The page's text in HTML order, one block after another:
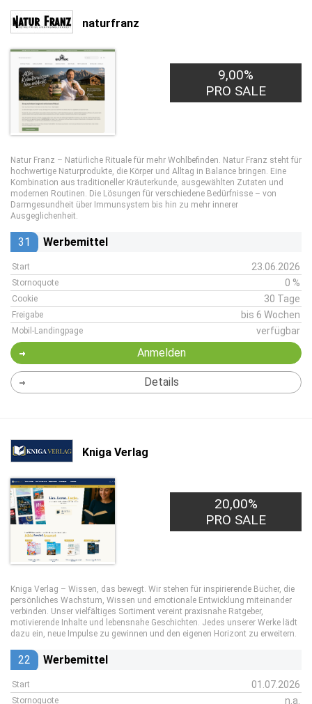
naturfranz
9,00%
PRO SALE
Natur Franz – Natürliche Rituale für mehr Wohlbefinden. Natur Franz steht für
hochwertige Naturprodukte, die Körper und Alltag in Balance bringen. Eine
Kombination aus traditioneller Kräuterkunde, ausgewählten Zutaten und
modernen Routinen. Die Lösungen für verschiedene Bedürfnisse – von
Darmgesundheit über Immunsystem bis hin zu mehr innerer
Ausgeglichenheit.
31 Werbemittel
Start 23.06.2026
Stornoquote 0 %
Cookie 30 Tage
Freigabe bis 6 Wochen
Mobil-Landingpage verfügbar
Anmelden
Details
Kniga Verlag
20,00%
PRO SALE
Kniga Verlag – Wissen, das bewegt. Wir stehen für inspirierende Bücher, die
persönliches Wachstum, Wissen und emotionale Entwicklung miteinander
verbinden. Unser vielfältiges Sortiment vereint praxisnahe Ratgeber,
motivierende Inhalte und lebensnahe Geschichten. Jedes unserer Werke lädt
dazu ein, neue Impulse zu gewinnen und den eigenen Horizont zu erweitern.
22 Werbemittel
Start 01.07.2026
Stornoquote n.a.